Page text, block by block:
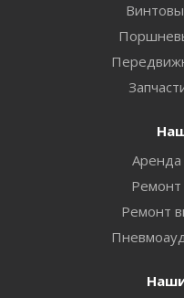
Аренда
Ремонт
Ремонт